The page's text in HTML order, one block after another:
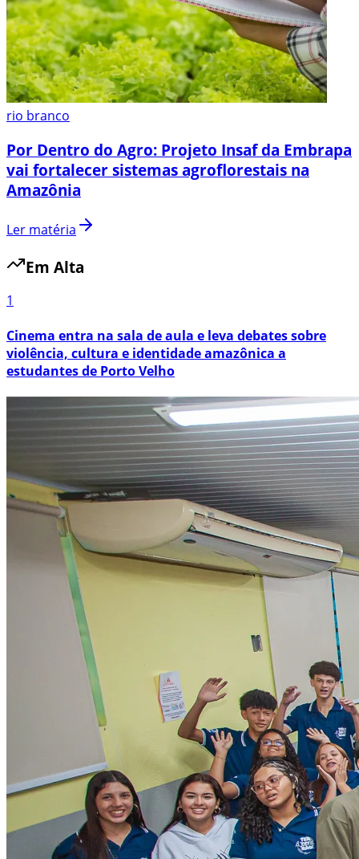
rio branco
Por Dentro do Agro: Projeto Insaf da Embrapa
vai fortalecer sistemas agroflorestais na
Amazônia
Ler matéria
Em Alta
1
Cinema entra na sala de aula e leva debates sobre
violência, cultura e identidade amazônica a
estudantes de Porto Velho